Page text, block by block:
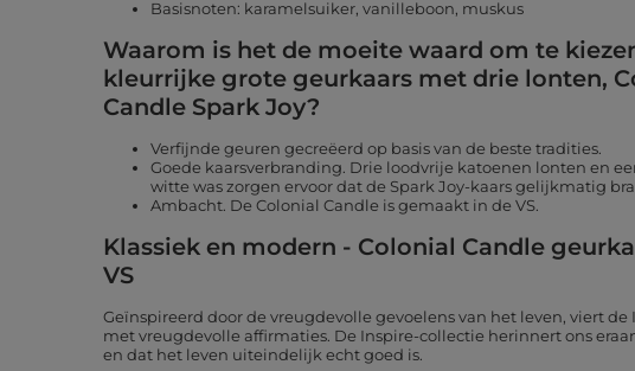
Basisnoten: karamelsuiker, vanilleboon, muskus
Waarom is het de moeite waard om te
kleurrijke grote geurkaars met drie lonten,
Candle Spark Joy?
Verfijnde geuren gecreëerd op basis van de beste tradities.
Goede kaarsverbranding. Drie loodvrije katoenen lonten en
witte was zorgen ervoor dat de Spark Joy-kaars gelijkmatig
Ambacht. De Colonial Candle is gemaakt in de VS.
Klassiek en modern - Colonial Candle
VS
Geïnspireerd door de vreugdevolle gevoelens van het leven, viert de
met vreugdevolle affirmaties. De Inspire-collectie herinnert ons
en dat het leven uiteindelijk echt goed is.